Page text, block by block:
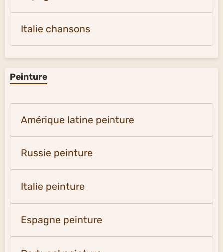
Italie chansons
Peinture
Amérique latine peinture
Russie peinture
Italie peinture
Espagne peinture